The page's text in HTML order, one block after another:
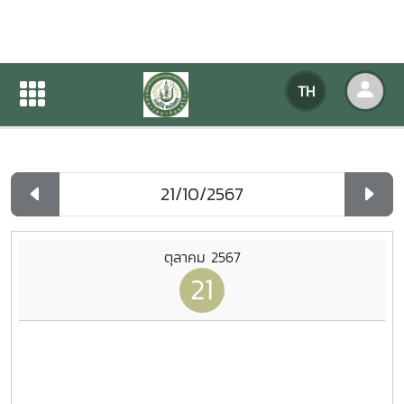
TH
ปฏิทินกิจกรรมของหน่วยงาน
ปฏิทินกิจกรรมของหน่วยงาน
ตุลาคม 2567
21